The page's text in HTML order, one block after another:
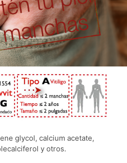
glycol, calcium acetate,
y otros.